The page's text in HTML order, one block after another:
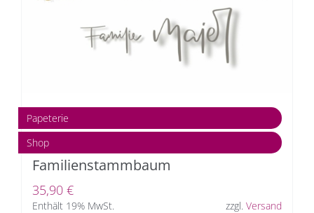
Papeterie
Shop
Familienstammbaum
35,90 €
Enthält 19% MwSt. zzgl. Versand